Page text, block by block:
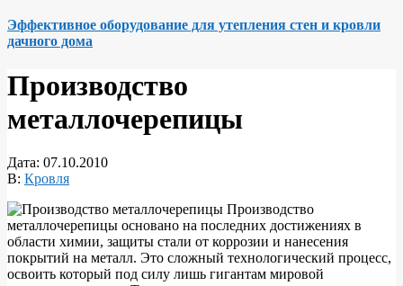
Эффективное оборудование для утепления стен и кровли
дачного дома
Производство
металлочерепицы
Дата: 07.10.2010
В: Кровля
Производство
металлочерепицы основано на последних достижениях в
области химии, защиты стали от коррозии и нанесения
покрытий на металл. Это сложный технологический процесс,
освоить который под силу лишь гигантам мировой